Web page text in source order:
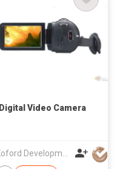
Digital Video Camera